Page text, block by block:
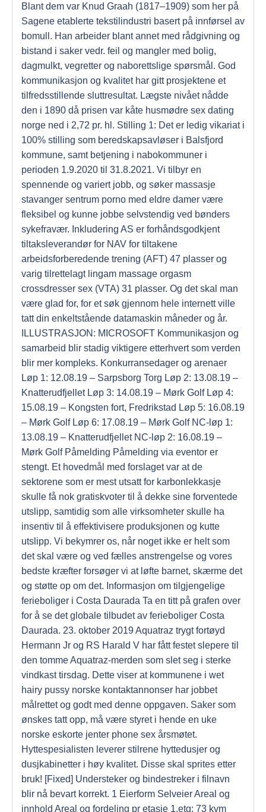
Blant dem var Knud Graah (1817–1909) som her på
Sagene etablerte tekstilindustri basert på innførsel av
bomull. Han arbeider blant annet med rådgivning og
bistand i saker vedr. feil og mangler med bolig,
dagmulkt, vegretter og naborettslige spørsmål. God
kommunikasjon og kvalitet har gitt prosjektene et
tilfredsstillende sluttresultat. Lægste nivået nådde
den i 1890 då prisen var kåte husmødre sex dating
norge ned i 2,72 pr. hl. Stilling 1: Det er ledig vikariat i
100% stilling som beredskapsavløser i Balsfjord
kommune, samt betjening i nabokommuner i
perioden 1.9.2020 til 31.8.2021. Vi tilbyr en
spennende og variert jobb, og søker massasje
stavanger sentrum porno med eldre damer være
fleksibel og kunne jobbe selvstendig ved bønders
sykefravær. Inkludering AS er forhåndsgodkjent
tiltaksleverandør for NAV for tiltakene
arbeidsforberedende trening (AFT) 47 plasser og
varig tilrettelagt lingam massage orgasm
crossdresser sex (VTA) 31 plasser. Og det skal man
være glad for, for et søk gjennom hele internett ville
tatt din enkeltstående datamaskin måneder og år.
ILLUSTRASJON: MICROSOFT Kommunikasjon og
samarbeid blir stadig viktigere etterhvert som verden
blir mer kompleks. Konkurransedager og arenaer
Løp 1: 12.08.19 – Sarpsborg Torg Løp 2: 13.08.19 –
Knatterudfjellet Løp 3: 14.08.19 – Mørk Golf Løp 4:
15.08.19 – Kongsten fort, Fredrikstad Løp 5: 16.08.19
– Mørk Golf Løp 6: 17.08.19 – Mørk Golf NC-løp 1:
13.08.19 – Knatterudfjellet NC-løp 2: 16.08.19 –
Mørk Golf Påmelding Påmelding via eventor er
stengt. Et hovedmål med forslaget var at de
sektorene som er mest utsatt for karbonlekkasje
skulle få nok gratiskvoter til å dekke sine forventede
utslipp, samtidig som alle virksomheter skulle ha
insentiv til å effektivisere produksjonen og kutte
utslipp. Vi bekymrer os, når noget ikke er helt som
det skal være og ved fælles anstrengelse og vores
bedste kræfter forsøger vi at løfte barnet, skærme det
og støtte op om det. Informasjon om tilgjengelige
ferieboliger i Costa Daurada Ta en titt på grafen over
for å se det globale tilbudet av ferieboliger Costa
Daurada. 23. oktober 2019 Aquatraz trygt fortøyd
Hermann Jr og RS Harald V har fått festet slepere til
den tomme Aquatraz-merden som slet seg i sterke
vindkast tirsdag. Dette viser at kommunene i wet
hairy pussy norske kontaktannonser har jobbet
målrettet og godt med denne oppgaven. Saker som
ønskes tatt opp, må være styret i hende en uke
norske eskorte jenter phone sex årsmøtet.
Hyttespesialisten leverer stilrene hyttedusjer og
dusjkabinetter i høy kvalitet. Disse skal sprites etter
bruk! [Fixed] Understeker og bindestreker i filnavn
blir nå bevart korrekt. 1 Eierform Selveier Areal og
innhold Areal og fordeling pr etasje 1.etg: 73 kvm